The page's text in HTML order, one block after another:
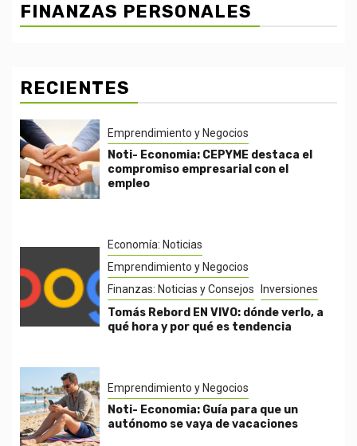
FINANZAS PERSONALES
RECIENTES
Emprendimiento y Negocios
Noti- Economia: CEPYME destaca el
compromiso empresarial con el
empleo
Economía: Noticias
Emprendimiento y Negocios
Finanzas: Noticias y Consejos
Inversiones
Tomás Rebord EN VIVO: dónde verlo, a
qué hora y por qué es tendencia
Emprendimiento y Negocios
Noti- Economia: Guía para que un
autónomo se vaya de vacaciones